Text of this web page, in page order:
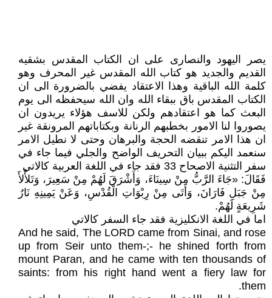
يصر اليهود والنصارى على ان الكتاب المقدس بشقيه
القديم والجديد هو كتاب الله المقدس غير المحرف وهو
كلمة الله الباقية وهذا الاعتقاد يفضي بالضرورة الى ان
الكتاب المقدس باق ببقاء الله وان الله سيحفظه الى يوم
البعث كما هو اعتقادهم ولكن للاسف هؤلاء يريدون ان
يصوروا لنا الامور بخطبهم الرنانة وبكتاباتهم المرونقة غير
ان هذا الامر تنقضه الحجة والبرهان وحتى لا نطيل الامر
سنعمد اليكم ببيان التحريف الواضح والجلي فيما جاء في
سفر التثنية الاصحاح 33 فقد جاء في اللغة العربية كالاتي
فَقَالَ: «جَاءَ الرَّبُّ مِنْ سِينَاءَ، وَأَشْرَقَ لَهُمْ مِنْ سَعِيرَ، وَتَلأْلأَ
مِنْ جَبَلِ فَارَانَ، وَأَتَى مِنْ رِبْوَاتِ الْقُدْسِ، وَعَنْ يَمِينِهِ نَارُ
شَرِيعَةٍ لَهُمْ.
اما في اللغة الانكليزية فقد جاء السفر كالاتي
And he said, The LORD came from Sinai, and rose
up from Seir unto them-;- he shined forth from
mount Paran, and he came with ten thousands of
saints: from his right hand went a fiery law for
them.